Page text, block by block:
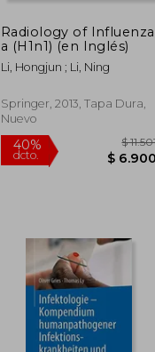
Radiology of Influenza
a (H1n1) (en Inglés)
Li, Hongjun ; Li, Ning
Springer, 2013, Tapa Dura,
Nuevo